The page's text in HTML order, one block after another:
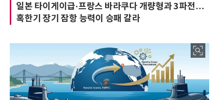
일본 타이게이급·프랑스 바라쿠다 개량형과 3파전…
혹한기 장기 잠항 능력이 승패 갈라